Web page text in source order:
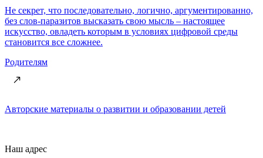
Не секрет, что последовательно, логично, аргументированно,
без слов-паразитов высказать свою мысль – настоящее
искусство, овладеть которым в условиях цифровой среды
становится все сложнее.
Родителям
Авторские материалы о развитии и образовании детей
Наш адрес